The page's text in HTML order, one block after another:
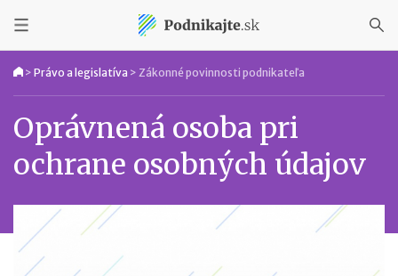
> Právo a legislatíva > Zákonné povinnosti podnikateľa
Oprávnená osoba pri
ochrane osobných údajov